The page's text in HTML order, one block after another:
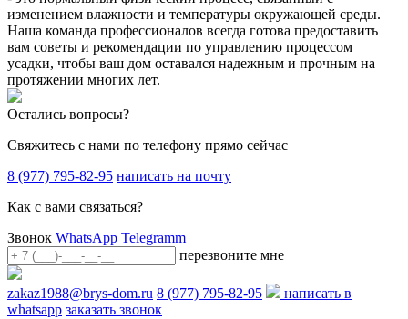
изменением влажности и температуры окружающей среды.
Наша команда профессионалов всегда готова предоставить
вам советы и рекомендации по управлению процессом
усадки, чтобы ваш дом оставался надежным и прочным на
протяжении многих лет.
Остались вопросы?
Свяжитесь с нами по телефону прямо сейчас
8 (977) 795-82-95 написать на почту
Как с вами связаться?
Звонок WhatsApp Telegramm
перезвоните мне
zakaz1988@brys-dom.ru 8 (977) 795-82-95
написать в
whatsapp заказать звонок